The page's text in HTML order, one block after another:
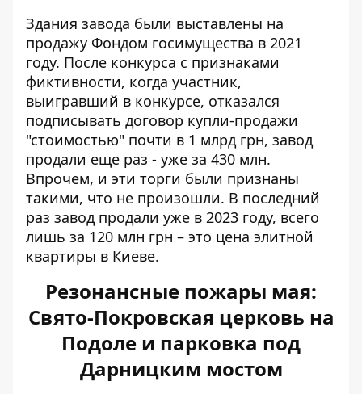
Здания завода были выставлены на
продажу Фондом госимущества в 2021
году. После конкурса с признаками
фиктивности, когда участник,
выигравший в конкурсе, отказался
подписывать договор купли-продажи
"стоимостью" почти в 1 млрд грн, завод
продали еще раз - уже за 430 млн.
Впрочем, и эти торги были признаны
такими, что не произошли. В последний
раз завод продали уже в 2023 году, всего
лишь за 120 млн грн – это цена элитной
квартиры в Киеве.
Резонансные пожары мая:
Свято-Покровская церковь на
Подоле и парковка под
Дарницким мостом